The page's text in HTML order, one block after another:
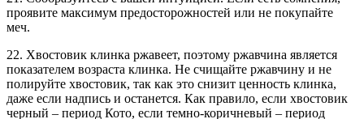
проявите максимум предосторожностей или не покупайте
меч.
22. Хвостовик клинка ржавеет, поэтому ржавчина является
показателем возраста клинка. Не счищайте ржавчину и не
полируйте хвостовик, так как это снизит ценность клинка,
даже если надпись и останется. Как правило, если хвостовик
черный – период Кото, если темно-коричневый – период